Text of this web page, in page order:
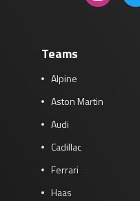
Teams
Alpine
Aston Martin
Audi
Cadillac
Ferrari
Haas